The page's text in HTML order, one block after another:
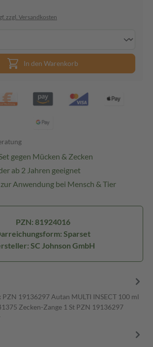
zzgl. Versandkosten
In den Warenkorb
gegen Mücken & Zecken
ab 2 Jahren geeignet
Anwendung bei Mensch & Tier
PZN: 81924016
Sparset
SC Johnson GmbH
PZN 19136297 Autan MULTI INSECT 100 ml
Zecken-Zange 1 St PZN 19136297